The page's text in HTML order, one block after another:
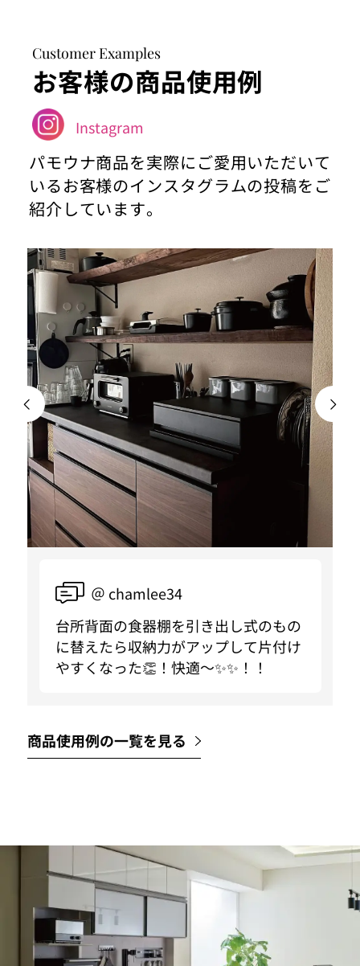
Customer Examples
お客様の商品使用例
Instagram
パモウナ商品を実際にご愛用いただいて
いるお客様のインスタグラムの投稿をご
紹介しています。
＠ chamlee34
台所背面の食器棚を引き出し式のもの
に替えたら収納力がアップして片付け
やすくなった👏！快適〜✨✨！！
商品使用例の一覧を見る